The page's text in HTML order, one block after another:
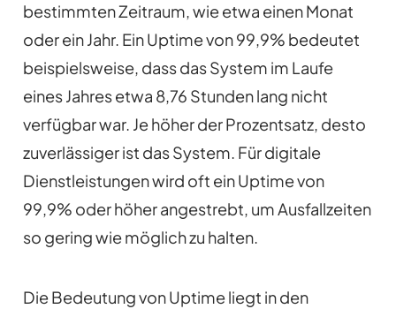
bestimmten Zeitraum, wie etwa einen Monat
oder ein Jahr. Ein Uptime von 99,9% bedeutet
beispielsweise, dass das System im Laufe
eines Jahres etwa 8,76 Stunden lang nicht
verfügbar war. Je höher der Prozentsatz, desto
zuverlässiger ist das System. Für digitale
Dienstleistungen wird oft ein Uptime von
99,9% oder höher angestrebt, um Ausfallzeiten
so gering wie möglich zu halten.
Die Bedeutung von Uptime liegt in den